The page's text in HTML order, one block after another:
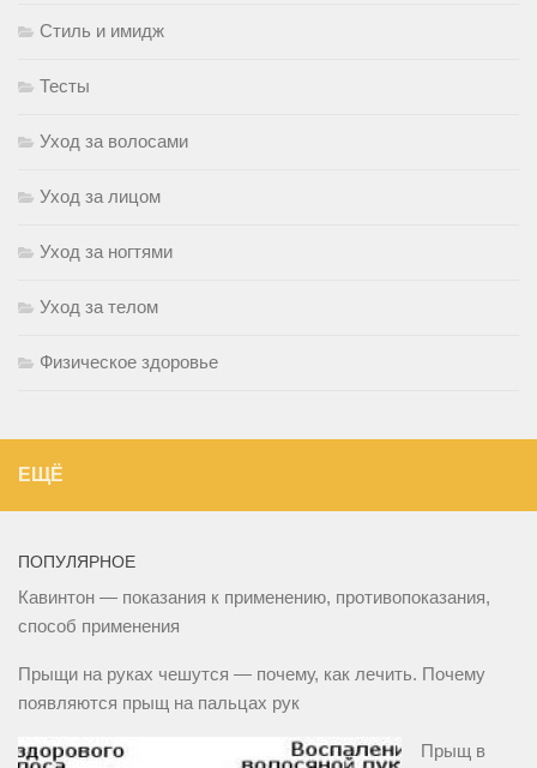
Стиль и имидж
Тесты
Уход за волосами
Уход за лицом
Уход за ногтями
Уход за телом
Физическое здоровье
ЕЩЁ
ПОПУЛЯРНОЕ
Кавинтон — показания к применению, противопоказания,
способ применения
Прыщи на руках чешутся — почему, как лечить. Почему
появляются прыщ на пальцах рук
Прыщ в